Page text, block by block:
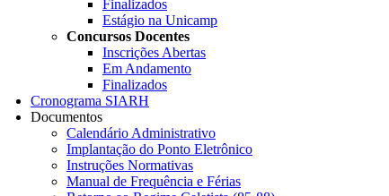
Finalizados
Estágio na Unicamp
Concursos Docentes
Inscrições Abertas
Em Andamento
Finalizados
Cronograma SIARH
Documentos
Calendário Administrativo
Implantação do Ponto Eletrônico
Instruções Normativas
Manual de Frequência e Férias